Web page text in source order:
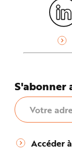
Accéder